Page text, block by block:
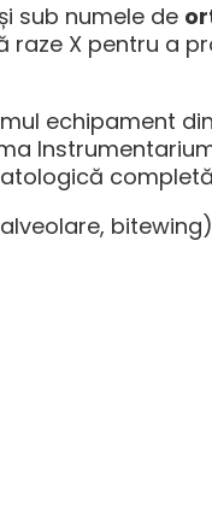
sub numele de
X pentru a
echipament